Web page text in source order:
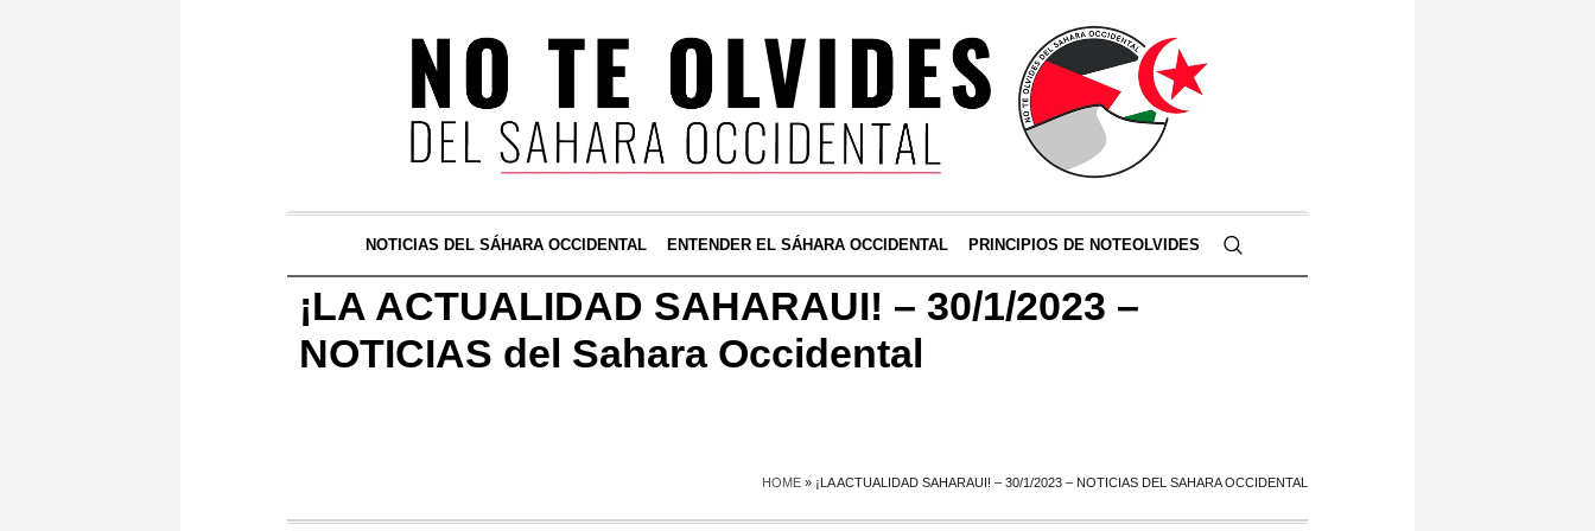
NOTICIAS DEL SÁHARA OCCIDENTAL ENTENDER EL SÁHARA OCCIDENTAL PRINCIPIOS DE NOTEOLVIDES
¡LA ACTUALIDAD SAHARAUI! – 30/1/2023 –
NOTICIAS del Sahara Occidental
HOME » ¡LA ACTUALIDAD SAHARAUI! – 30/1/2023 – NOTICIAS DEL SAHARA OCCIDENTAL